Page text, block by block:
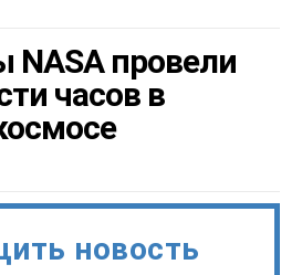
NASA провели
часов в
новость